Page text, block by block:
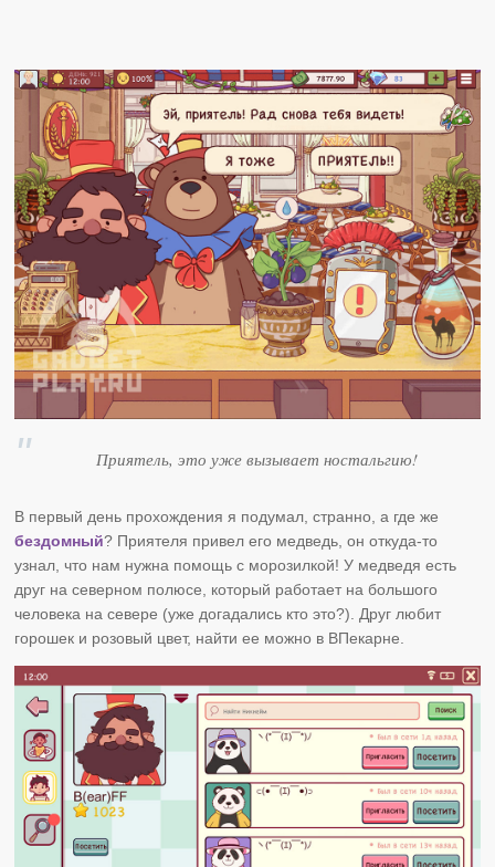
Приятель, это уже вызывает ностальгию!
В первый день прохождения я подумал, странно, а где же
бездомный? Приятеля привел его медведь, он откуда-то
узнал, что нам нужна помощь с морозилкой! У медведя есть
друг на северном полюсе, который работает на большого
человека на севере (уже догадались кто это?). Друг любит
горошек и розовый цвет, найти ее можно в ВПекарне.